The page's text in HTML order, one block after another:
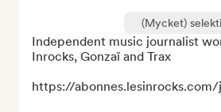
(Mycket)
Independent music journalist
Inrocks, Gonzaï and Trax
https://